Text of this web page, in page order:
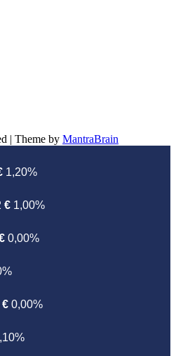
| Theme by MantraBrain
1,20%
€ 1,00%
0,00%
€ 0,00%